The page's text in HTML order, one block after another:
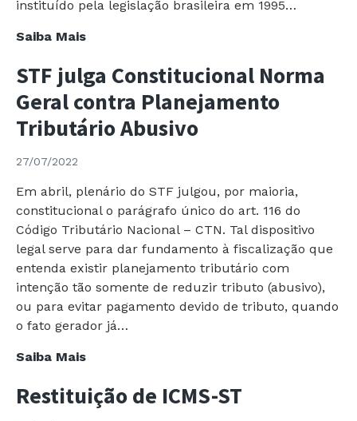
instituído pela legislação brasileira em 1995…
Saiba MaisAutoridades
Brasil
da
Holanda
Acordo
sobre
o
Tratamento
Tributário
do
JCP
e
Aplicabilidade
Tratado
STF julga Constitucional Norma
Geral contra Planejamento
Tributário Abusivo
27/07/2022
Em abril, plenário do STF julgou, por maioria,
constitucional o parágrafo único do art. 116 do
Código Tributário Nacional – CTN. Tal dispositivo
legal serve para dar fundamento à fiscalização que
entenda existir planejamento tributário com
intenção tão somente de reduzir tributo (abusivo),
ou para evitar pagamento devido de tributo, quando
o fato gerador já…
Saiba MaisSTF
Constitucional
Norma
Restituição de ICMS-ST